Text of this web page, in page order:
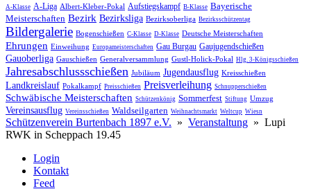
A-Klasse A-Liga Albert-Kleber-Pokal Aufstiegskampf B-Klasse Bayerische
Meisterschaften Bezirk Bezirksliga Bezirksoberliga Bezirksschützentag
Bildergalerie Bogenschießen C-Klasse D-Klasse Deutsche Meisterschaften
Ehrungen Einweihung Europameisterschaften Gau Burgau Gaujugendschießen
Gauoberliga Gauschießen Generalversammlung Gustl-Holick-Pokal Hlg. 3-Königsschießen
Jahres­abschluss­schießen Jubiläum Jugendausflug Kreisschießen
Landkreislauf Pokalkampf Preisschießen Preisverleihung Schnupperschießen
Schwäbische Meisterschaften Schützenkönig Sommerfest Stiftung Umzug
Vereinsausflug Vereinsschießen Waldseilgarten Weihnachtsmarkt Weltcup Wiesn
Schützenverein Burtenbach 1897 e.V. » Veranstaltung » Lupi
RWK in Scheppach 19.45
Login
Kontakt
Feed